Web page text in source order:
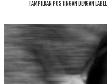
TAMPILKAN POSTINGAN DENGAN LABEL